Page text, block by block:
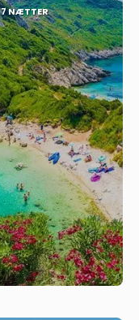
7 NÆTTER